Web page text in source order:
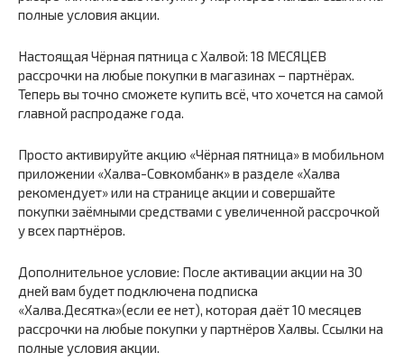
полные условия акции.
Настоящая Чёрная пятница с Халвой: 18 МЕСЯЦЕВ
рассрочки на любые покупки в магазинах – партнёрах.
Теперь вы точно сможете купить всё, что хочется на самой
главной распродаже года.
Просто активируйте акцию «Чёрная пятница» в мобильном
приложении «Халва-Совкомбанк» в разделе «Халва
рекомендует» или на странице акции и совершайте
покупки заёмными средствами с увеличенной рассрочкой
у всех партнёров.
Дополнительное условие: После активации акции на 30
дней вам будет подключена подписка
«Халва.Десятка»(если ее нет), которая даёт 10 месяцев
рассрочки на любые покупки у партнёров Халвы. Ссылки на
полные условия акции.